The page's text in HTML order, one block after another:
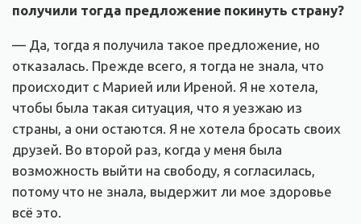
получили тогда предложение покинуть страну?
— Да, тогда я получила такое предложение, но
отказалась. Прежде всего, я тогда не знала, что
происходит с Марией или Иреной. Я не хотела,
чтобы была такая ситуация, что я уезжаю из
страны, а они остаются. Я не хотела бросать своих
друзей. Во второй раз, когда у меня была
возможность выйти на свободу, я согласилась,
потому что не знала, выдержит ли мое здоровье
всё это.